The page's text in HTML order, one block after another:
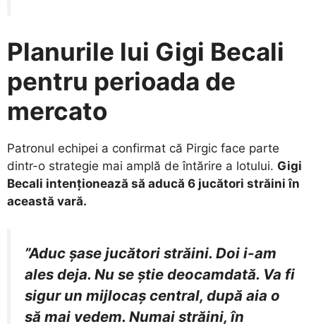
Planurile lui Gigi Becali
pentru perioada de
mercato
​Patronul echipei a confirmat că Pirgic face parte
dintr-o strategie mai amplă de întărire a lotului. Gigi
Becali intenționează să aducă 6 jucători străini în
această vară.
”Aduc şase jucători străini. Doi i-am
ales deja. Nu se ştie deocamdată. Va fi
sigur un mijlocaş central, după aia o
să mai vedem. Numai străini, în